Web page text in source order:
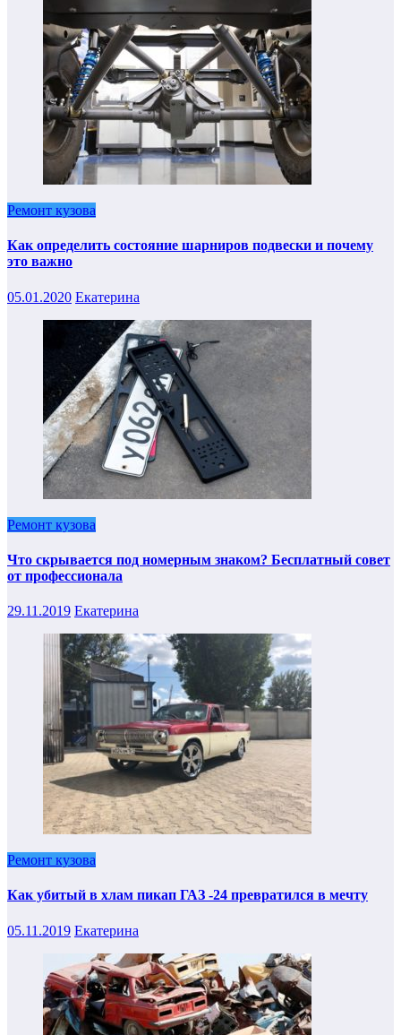
Ремонт кузова
Как определить состояние шарниров подвески и почему
это важно
05.01.2020 Екатерина
Ремонт кузова
Что скрывается под номерным знаком? Бесплатный совет
от профессионала
29.11.2019 Екатерина
Ремонт кузова
Как убитый в хлам пикап ГАЗ -24 превратился в мечту
05.11.2019 Екатерина